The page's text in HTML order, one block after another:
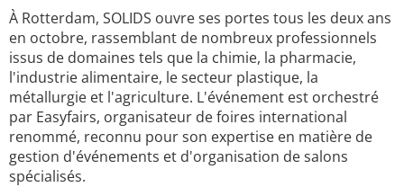
À Rotterdam, SOLIDS ouvre ses portes tous les deux ans
en octobre, rassemblant de nombreux professionnels
issus de domaines tels que la chimie, la pharmacie,
l'industrie alimentaire, le secteur plastique, la
métallurgie et l'agriculture. L'événement est orchestré
par Easyfairs, organisateur de foires international
renommé, reconnu pour son expertise en matière de
gestion d'événements et d'organisation de salons
spécialisés.